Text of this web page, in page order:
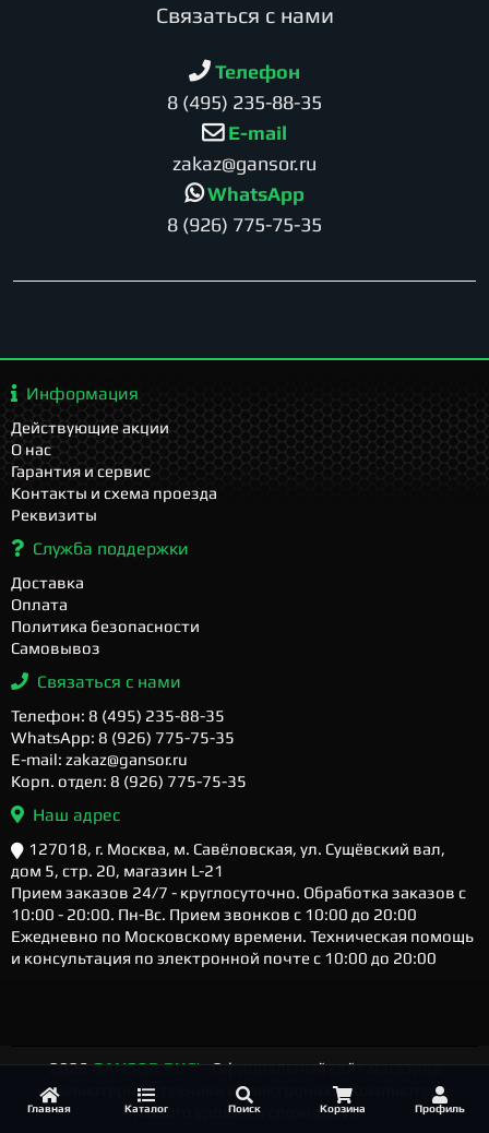
Главная Каталог Поиск Корзина Профиль
Cвязаться с нами
Телефон
8 (495) 235-88-35
E-mail
zakaz@gansor.ru
WhatsApp
8 (926) 775-75-35
Информация
Действующие акции
О нас
Гарантия и сервис
Контакты и схема проезда
Реквизиты
Служба поддержки
Доставка
Оплата
Политика безопасности
Самовывоз
Связаться с нами
Телефон: 8 (495) 235-88-35
WhatsApp: 8 (926) 775-75-35
E-mail: zakaz@gansor.ru
Корп. отдел: 8 (926) 775-75-35
Наш адрес
127018, г. Москва, м. Савёловская, ул. Сущёвский вал,
дом 5, стр. 20, магазин L-21
Прием заказов 24/7 - круглосуточно. Обработка заказов с
10:00 - 20:00. Пн-Вс. Прием звонков с 10:00 до 20:00
Ежедневно по Московскому времени. Техническая помощь
и консультация по электронной почте с 10:00 до 20:00
2026GANSOR.RU ™- Официальный сайт магазина
компьютерной техники и электроники. Компьютеры
любого уровня и сложности.